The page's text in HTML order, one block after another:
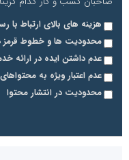
هزینه های بالای ارتباط با
محدودیت ها و خطوط قرمز
عدم داشتن ایده در ارائه
عدم اعتبار ویژه به
محدودیت در انتشار محتوا